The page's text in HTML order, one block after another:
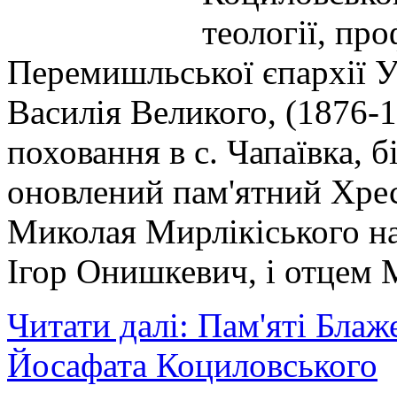
теології,
Перемишльської єпархії
Василія Великого,
поховання в с. Чапаївка,
оновлений пам'ятний
Миколая Мирлікіського
Ігор Онишкевич, і отцем
Читати далі: Пам'яті
Йосафата Коциловського